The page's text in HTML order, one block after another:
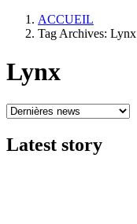
ACCUEIL
Tag Archives: Lynx
Lynx
Latest story